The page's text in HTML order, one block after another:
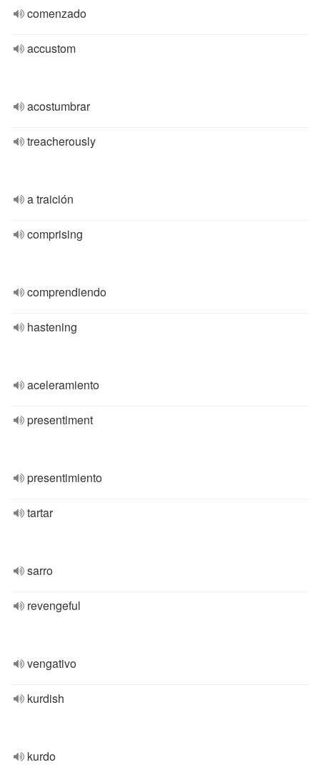
comenzado
accustom
acostumbrar
treacherously
a traición
comprising
comprendiendo
hastening
aceleramiento
presentiment
presentimiento
tartar
sarro
revengeful
vengativo
kurdish
kurdo